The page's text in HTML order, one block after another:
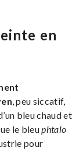
en
, peu siccatif,
bleu chaud et
le bleuphtalo
pour